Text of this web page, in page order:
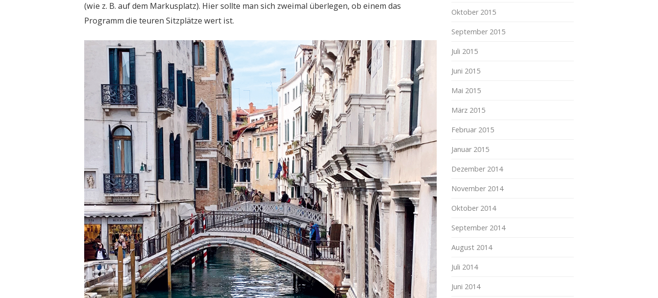
(wie z. B. auf dem Markusplatz). Hier sollte man sich zweimal überlegen, ob einem das
Programm die teuren Sitzplätze wert ist.
Oktober 2015
September 2015
Juli 2015
Juni 2015
Mai 2015
März 2015
Februar 2015
Januar 2015
Dezember 2014
November 2014
Oktober 2014
September 2014
August 2014
Juli 2014
Juni 2014